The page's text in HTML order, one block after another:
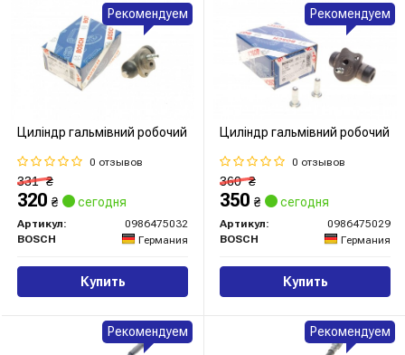
Циліндр гальмівний робочий
0 отзывов
331₴
320 ₴ сегодня
Артикул:
0986475032
BOSCH
Германия
Купить
Рекомендуем
Циліндр гальмівний робочий
0 отзывов
360₴
350 ₴ сегодня
Артикул:
0986475029
BOSCH
Германия
Купить
Рекомендуем
Рекомендуем Рекомендуем